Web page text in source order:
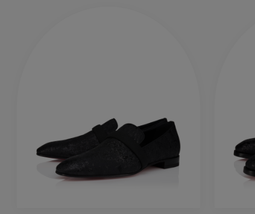
Cassia系列 時尚經典
紅鞋底 精湛工藝